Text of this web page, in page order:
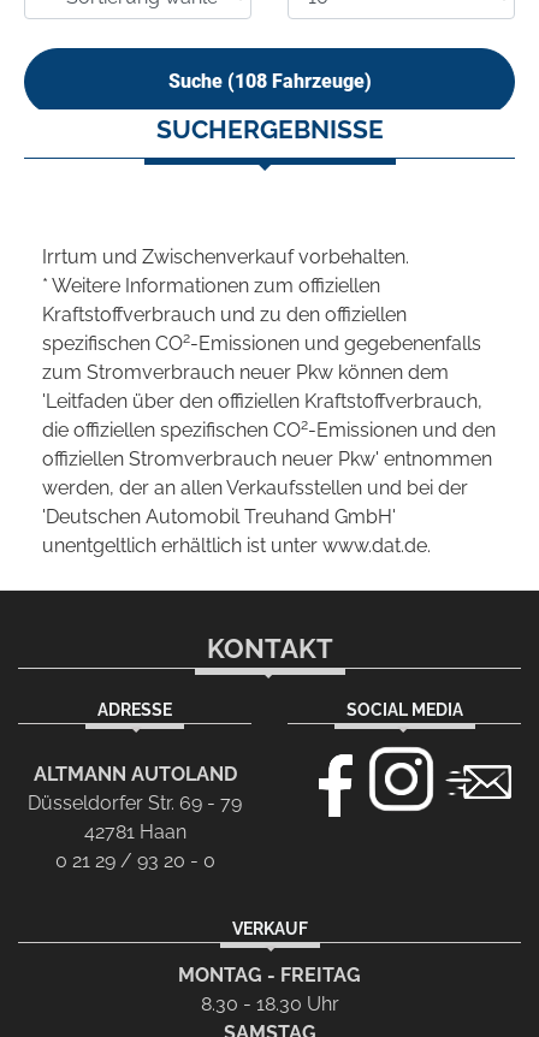
Suche (108Fahrzeuge)
SUCHERGEBNISSE
Irrtum und Zwischenverkauf vorbehalten.
* Weitere Informationen zum offiziellen
Kraftstoffverbrauch und zu den offiziellen
spezifischen CO2-Emissionen und gegebenenfalls
zum Stromverbrauch neuer Pkw können dem
'Leitfaden über den offiziellen Kraftstoffverbrauch,
die offiziellen spezifischen CO2-Emissionen und den
offiziellen Stromverbrauch neuer Pkw' entnommen
werden, der an allen Verkaufsstellen und bei der
'Deutschen Automobil Treuhand GmbH'
unentgeltlich erhältlich ist unter www.dat.de.
KONTAKT
ADRESSE
ALTMANN AUTOLAND
Düsseldorfer Str. 69 - 79
42781 Haan
0 21 29 / 93 20 - 0
SOCIAL MEDIA
VERKAUF
MONTAG - FREITAG
8.30 - 18.30 Uhr